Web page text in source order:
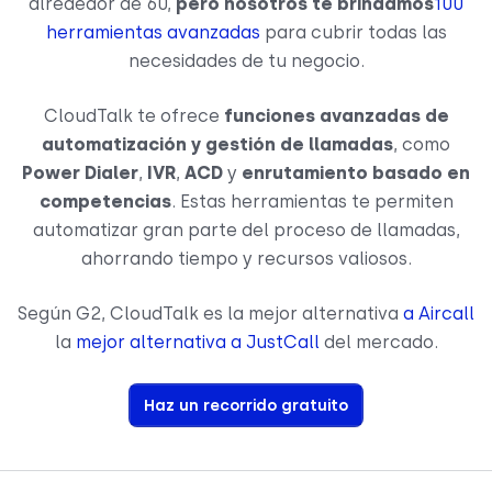
herramientas avanzadas para cubrir todas las
necesidades de tu negocio.
CloudTalk te ofrece funciones avanzadas de
automatización y gestión de llamadas, como
Power Dialer, IVR, ACD y enrutamiento basado en
competencias. Estas herramientas te permiten
automatizar gran parte del proceso de llamadas,
ahorrando tiempo y recursos valiosos.
Según G2, CloudTalk es la mejor alternativa a Aircall
la mejor alternativa a JustCall del mercado.
Haz un recorrido gratuito